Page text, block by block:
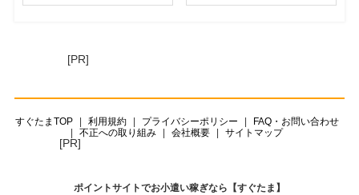
[PR]
すぐたまTOP 利用規約 プライバシーポリシー
FAQ・お問い合わせ
不正への取り組み
会社概要 サイトマップ
[PR]
ポイントサイトでお小遣い稼ぎなら【すぐたま】